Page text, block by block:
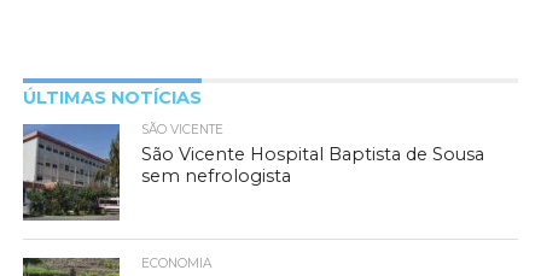
ÚLTIMAS NOTÍCIAS
SÃO VICENTE
São Vicente Hospital Baptista de Sousa
sem nefrologista
ECONOMIA